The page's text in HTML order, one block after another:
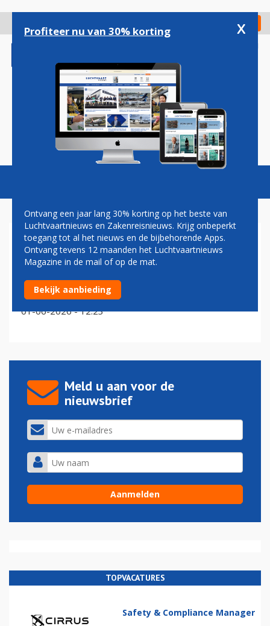
gaan
Check in
Magazine Podcasts Vacatures
OEGANDA
KLM schrapt vluchten naar Oeganda door Ebola-
gerelateerde reisbeperkingen
01-06-2026 - 12:23
Meld u aan voor de
nieuwsbrief
TOPVACATURES
Safety & Compliance Manager
Profiteer nu van 30% korting x
Ontvang een jaar lang 30% korting op het beste van
Luchtvaartnieuws en Zakenreisnieuws. Krijg onbeperkt
toegang tot al het nieuws en de bijbehorende Apps.
Ontvang tevens 12 maanden het Luchtvaartnieuws
Magazine in de mail of op de mat.
Bekijk aanbieding